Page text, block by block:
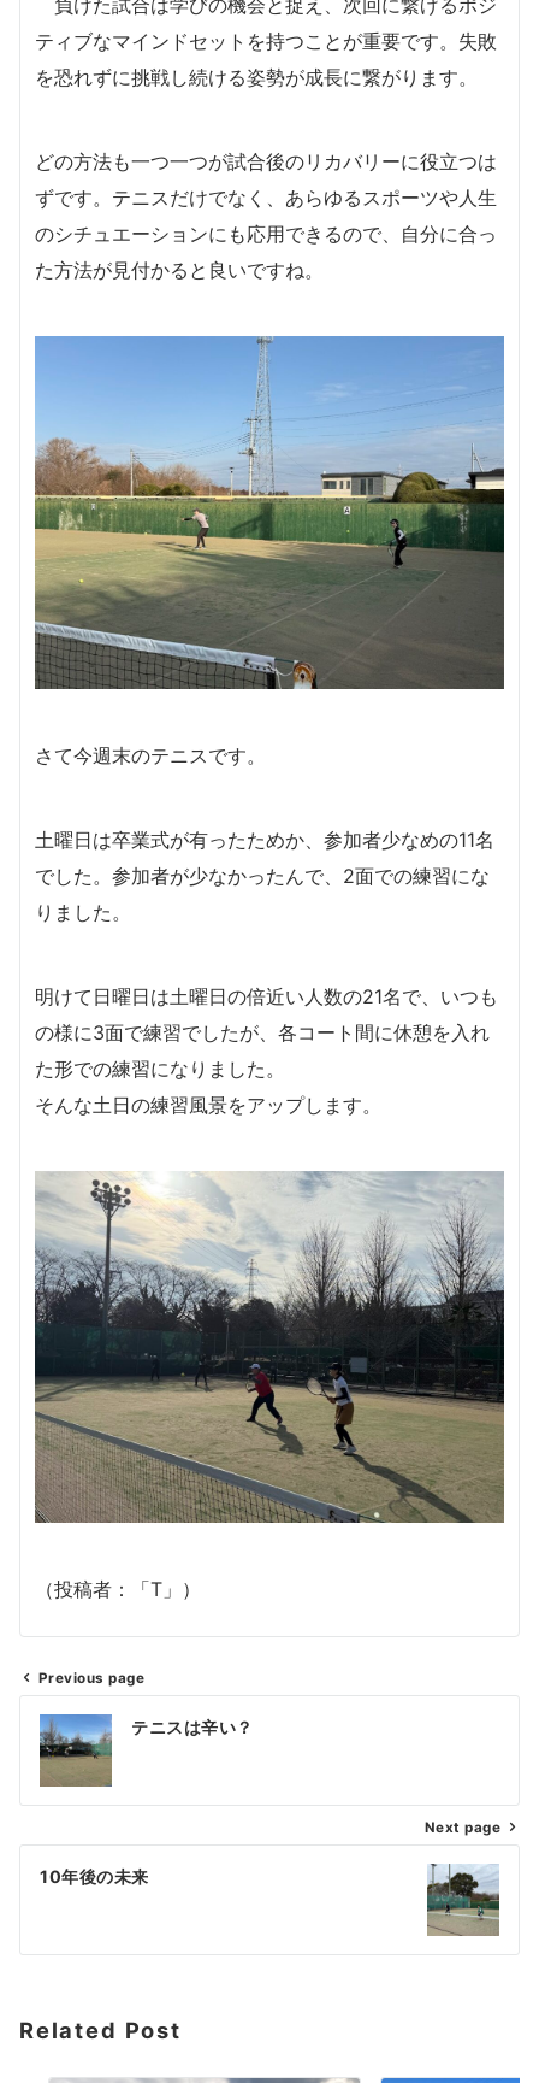
ティブなマインドセットを持つことが重要です。失敗
を恐れずに挑戦し続ける姿勢が成長に繋がります。
どの方法も一つ一つが試合後のリカバリーに役立つは
ずです。テニスだけでなく、あらゆるスポーツや人生
のシチュエーションにも応用できるので、自分に合っ
た方法が見付かると良いですね。
さて今週末のテニスです。
土曜日は卒業式が有ったためか、参加者少なめの11名
でした。参加者が少なかったんで、2面での練習にな
りました。
明けて日曜日は土曜日の倍近い人数の21名で、いつも
の様に3面で練習でしたが、各コート間に休憩を入れ
た形での練習になりました。
そんな土日の練習風景をアップします。
（投稿者：「T」）
投
稿
ナ
ビ
ゲ
シ
ン
Previous page
テニスは辛い？
Next page
10年後の未来
Related Post